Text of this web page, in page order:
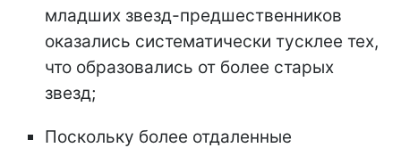
младших звезд-предшественников
оказались систематически тусклее тех,
что образовались от более старых
звезд;
Поскольку более отдаленные